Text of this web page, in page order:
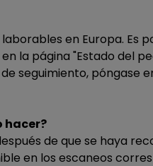
en Europa. Es
la página "Estado del
seguimiento, póngase
hacer?
de que se haya
en los escaneos